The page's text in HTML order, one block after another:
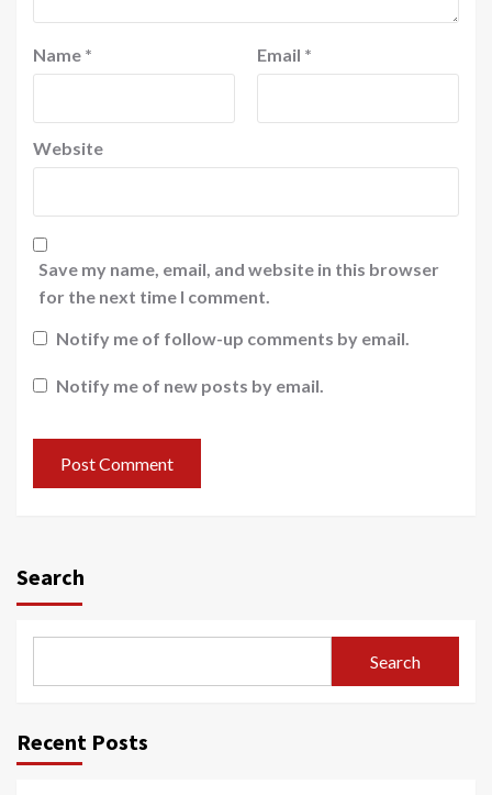
Name * Email *
Website
Save my name, email, and website in this browser
for the next time I comment.
Notify me of follow-up comments by email.
Notify me of new posts by email.
Search
Search
Recent Posts